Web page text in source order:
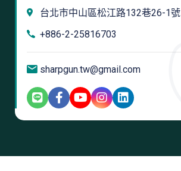
台北市中山區松江路132巷26-1號
+886-2-25816703
sharpgun.tw@gmail.com